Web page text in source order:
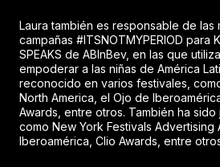
Laura también es responsable de las
campañas #ITSNOTMYPERIOD para
SPEAKS de ABInBev, en las que
empoderar a las niñas de América
reconocido en varios festivales,
North America, el Ojo de
Awards, entre otros. También ha
como New York Festivals Advertising
Iberoamérica, Clio Awards, entre